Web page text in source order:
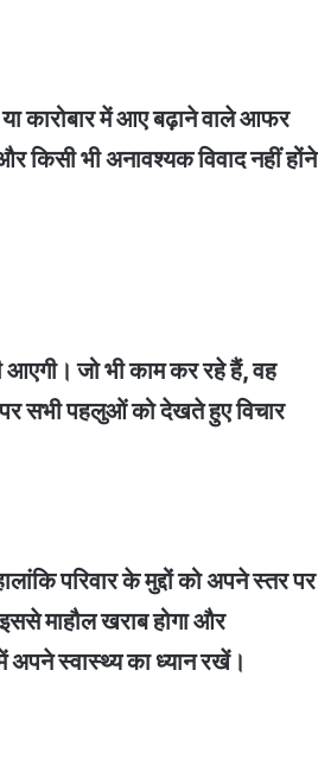
या कारोबार में आए बढ़ाने वाले आफर
भी अनावश्यक विवाद नहीं होंने
आएगी। जो भी काम कर रहे हैं, वह
सभी पहलुओं को देखते हुए विचार
परिवार के मुद्दों को अपने स्तर पर
माहौल खराब होगा और
अपने स्वास्थ्य का ध्यान रखें।